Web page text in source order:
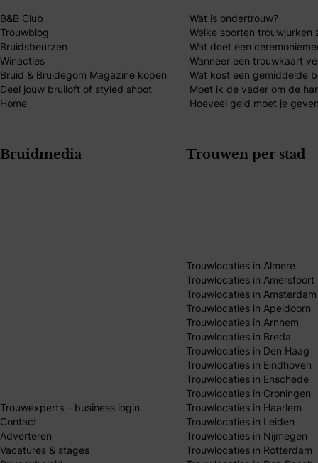
B&B Club
Trouwblog
Bruidsbeurzen
Winacties
Bruid & Bruidegom Magazine kopen
Deel jouw bruiloft of styled shoot
Home
Wat is ondertrouw?
Welke soorten trouwjurken
Wat doet een
Wanneer een trouwkaart
Wat kost een gemiddelde
Moet ik de vader om de
Hoeveel geld moet je
Bruidmedia
Trouwexperts – business login
Contact
Adverteren
Vacatures & stages
Trouwen per stad
Trouwlocaties in Almere
Trouwlocaties in Amersfoort
Trouwlocaties in Amsterdam
Trouwlocaties in Apeldoorn
Trouwlocaties in Arnhem
Trouwlocaties in Breda
Trouwlocaties in Den Haag
Trouwlocaties in Eindhoven
Trouwlocaties in Enschede
Trouwlocaties in Groningen
Trouwlocaties in Haarlem
Trouwlocaties in Leiden
Trouwlocaties in Nijmegen
Trouwlocaties in Rotterdam